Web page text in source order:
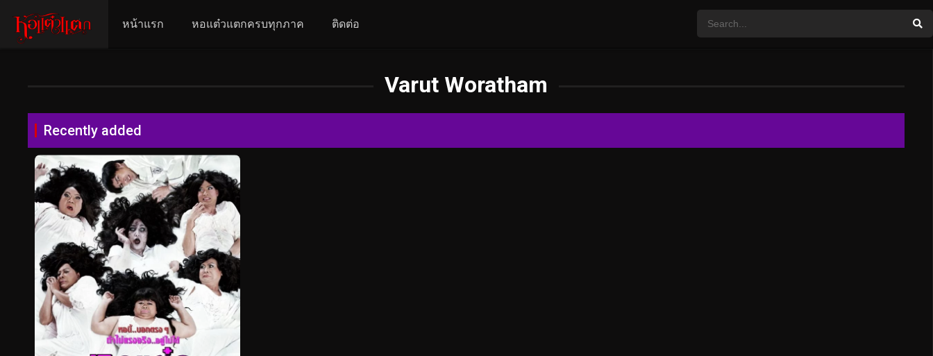
หน้าแรก หอแต๋วแตกครบทุกภาค ติดต่อ
Varut Woratham
Recently added